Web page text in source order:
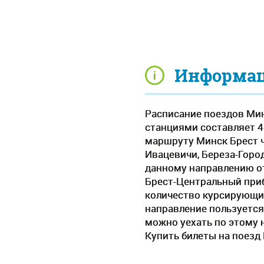
Расписание поездов
станциями составляет
маршруту Минск Брест
Ивацевичи, Береза-
данному направлению
Брест-Центральный
количество
направление
можно уехать по этому
Купить билеты на